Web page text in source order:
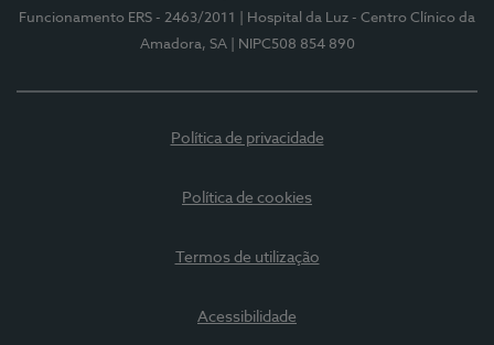
Funcionamento ERS - 2463/2011
| Hospital da Luz - Centro Clínico da
Amadora, SA
| NIPC508 854 890
Política de privacidade
Política de cookies
Termos de utilização
Acessibilidade